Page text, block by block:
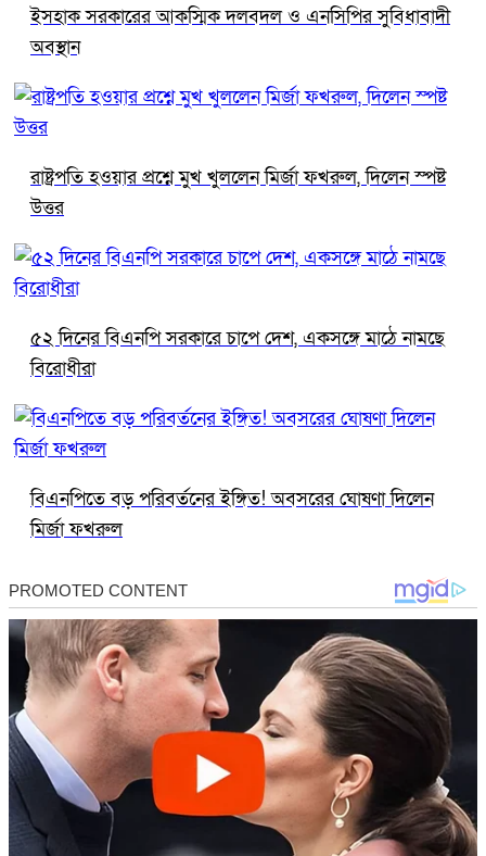
ইসহাক সরকারের আকস্মিক দলবদল ও এনসিপির সুবিধাবাদী
অবস্থান
রাষ্ট্রপতি হওয়ার প্রশ্নে মুখ খুললেন মির্জা ফখরুল, দিলেন স্পষ্ট
উত্তর
৫২ দিনের বিএনপি সরকারে চাপে দেশ, একসঙ্গে মাঠে নামছে
বিরোধীরা
বিএনপিতে বড় পরিবর্তনের ইঙ্গিত! অবসরের ঘোষণা দিলেন
মির্জা ফখরুল